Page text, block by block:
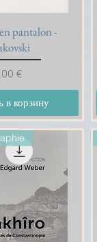
просмотр
pantalon -
€
в корзину